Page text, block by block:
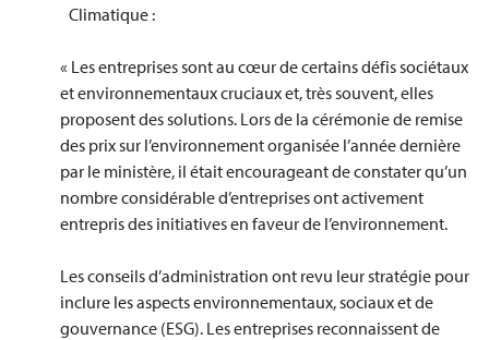
Climatique :
« Les entreprises sont au cœur de certains défis sociétaux
et environnementaux cruciaux et, très souvent, elles
proposent des solutions. Lors de la cérémonie de remise
des prix sur l’environnement organisée l’année dernière
par le ministère, il était encourageant de constater qu’un
nombre considérable d’entreprises ont activement
entrepris des initiatives en faveur de l’environnement.
Les conseils d’administration ont revu leur stratégie pour
inclure les aspects environnementaux, sociaux et de
gouvernance (ESG). Les entreprises reconnaissent de